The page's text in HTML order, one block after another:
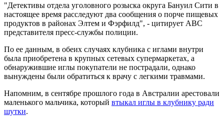
"Детективы отдела уголовного розыска округа Бануил Сити в
настоящее время расследуют два сообщения о порче пищевых
продуктов в районах Элтем и Фэрфилд", - цитирует ABC
представителя пресс-службы полиции.
По ее данным, в обеих случаях клубника с иглами внутри
была приобретена в крупных сетевых супермаркетах, а
обнаружившие иглы покупатели не пострадали, однако
вынуждены были обратиться к врачу с легкими травмами.
Напомним, в сентябре прошлого года в Австралии арестовали
маленького мальчика, который втыкал иглы в клубнику ради
шутки.